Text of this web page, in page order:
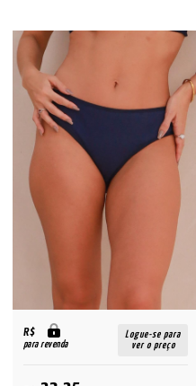
R$
para revenda
Logue-se para
ver o preço